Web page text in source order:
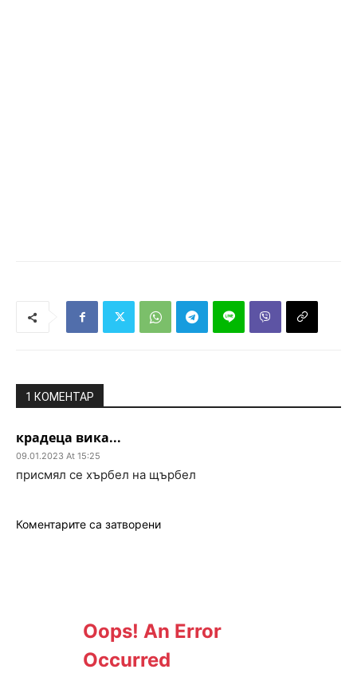
1 КОМЕНТАР
крадеца вика...
09.01.2023 At 15:25
присмял се хърбел на щърбел
Коментарите са затворени